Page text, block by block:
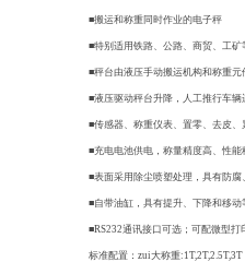
■搬运和称重同时作业的电子秤
■特别适用铁路、公路、商贸、工
■秤台由液压手动搬运机构和称重元
■液压驱动秤台升降，人工推行车辆
■传感器、称重仪表、置零、去皮
■充电电池供电，称量精度高、性
■表面采用除尘喷塑处理，具有防腐
■自带油缸，具有提升、下降和移动
■RS232通讯接口可选；可配微型打
标准配置：zui大称重:1T,2T,2.5T,3T